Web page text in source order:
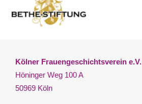
Kölner Frauengeschichtsverein e.V.
Höninger Weg 100 A
50969 Köln